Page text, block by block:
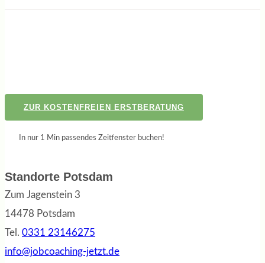
ZUR KOSTENFREIEN ERSTBERATUNG
In nur 1 Min passendes Zeitfenster buchen!
Standorte Potsdam
Zum Jagenstein 3
14478 Potsdam
Tel. 0331 23146275
info@jobcoaching-jetzt.de